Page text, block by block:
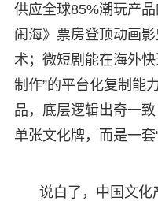
供应全球85%潮玩产
闹海》票房登顶动画
术；微短剧能在海外
制作”的平台化复制能
品，底层逻辑出奇一
单张文化牌，而是一套
说白了，中国文化